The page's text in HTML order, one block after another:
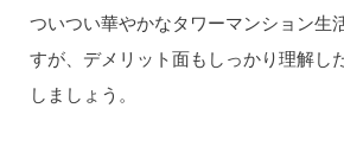
ついつい華やかなタワーマンション生
すが、デメリット面もしっかり理解し
しましょう。